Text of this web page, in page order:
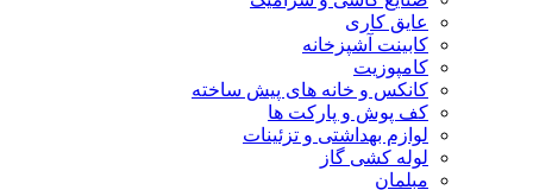
عایق کاری
کابینت آشپزخانه
کامپوزیت
کانکس و خانه های پیش ساخته
کف پوش و پارکت ها
لوازم بهداشتی و تزئینات
لوله کشی گاز
مبلمان